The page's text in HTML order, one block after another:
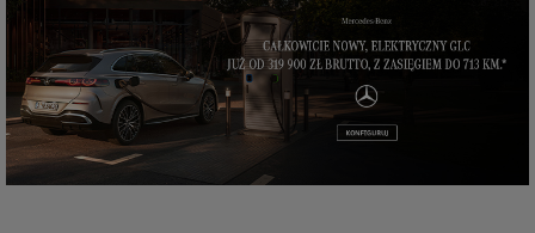
które przeglądarka wysyła do serwera przy każdorazowym wejściu na
stronę z tego urządzenia, podczas gdy odwiedzasz strony w Internecie.
Szczegółową informację na temat plików cookie i ich funkcjonowania
znajdziesz
pod tym linkiem
. Pod tym linkiem znajdziesz także informację
o tym jak zmienić ustawienia przeglądarki, aby ograniczyć lub wyłączyć
funkcjonowanie plików cookies itp. oraz jak usunąć takie pliki z Twojego
urządzenia.
Twoje uprawnienia
Przysługują Ci następujące uprawnienia wobec Twoich danych i ich